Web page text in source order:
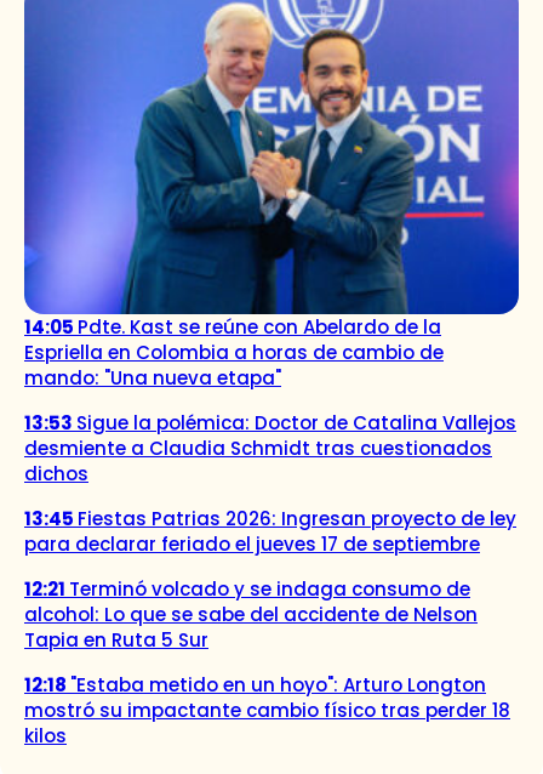
14:05 Pdte. Kast se reúne con Abelardo de la
Espriella en Colombia a horas de cambio de
mando: "Una nueva etapa"
13:53 Sigue la polémica: Doctor de Catalina Vallejos
desmiente a Claudia Schmidt tras cuestionados
dichos
13:45 Fiestas Patrias 2026: Ingresan proyecto de ley
para declarar feriado el jueves 17 de septiembre
12:21 Terminó volcado y se indaga consumo de
alcohol: Lo que se sabe del accidente de Nelson
Tapia en Ruta 5 Sur
12:18 "Estaba metido en un hoyo": Arturo Longton
mostró su impactante cambio físico tras perder 18
kilos